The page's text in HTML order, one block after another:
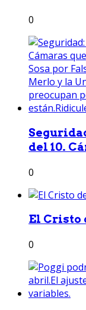
0
del 10.
0
El Cristo
0